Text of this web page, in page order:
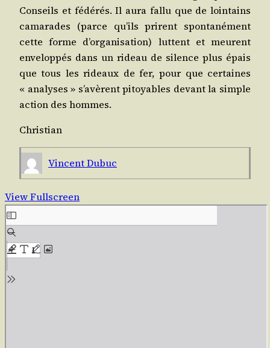
Conseils et fédé­rés. Il aura fal­lu que de loin­tains
cama­rades (parce qu’ils prirent spon­ta­né­ment
cette forme d’or­ga­ni­sa­tion) luttent et meurent
enve­lop­pés dans un rideau de silence plus épais
que tous les rideaux de fer, pour que cer­taines
« ana­lyses » s’a­vèrent pitoyables devant la simple
action des hommes.
Chris­tian
Vincent Dubuc
View Fullscreen